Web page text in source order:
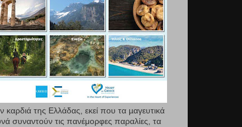
καρδιά της Ελλάδας, εκεί που τα µαγευτικά
συναντούν τις πανέμορφες παραλίες, τα